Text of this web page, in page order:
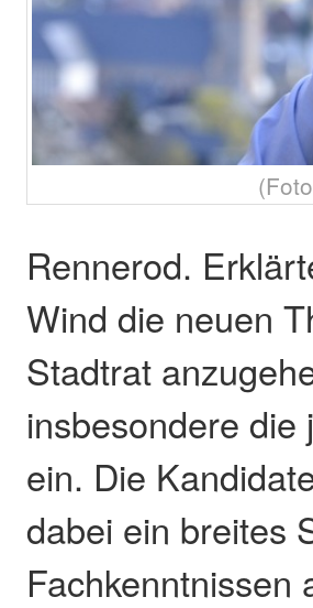
Rennerod.
Wind die neuen
Stadtrat
insbesondere
ein. Die
dabei ein breites
Fachkenntnissen